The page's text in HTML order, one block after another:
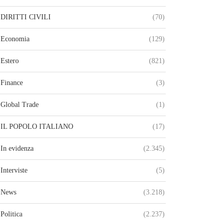
DIRITTI CIVILI (70)
Economia (129)
Estero (821)
Finance (3)
Global Trade (1)
IL POPOLO ITALIANO (17)
In evidenza (2.345)
Interviste (5)
News (3.218)
Politica (2.237)